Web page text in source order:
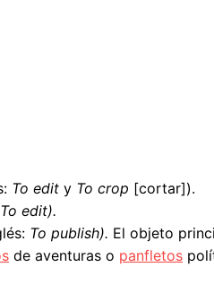
To edit y To crop [cortar]).
To edit).
To publish). El objeto
de aventuras o panfletos